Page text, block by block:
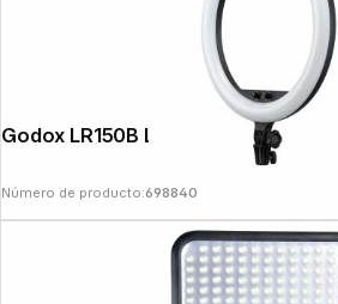
Godox LR150B LED Ring Light
Número de producto:698840